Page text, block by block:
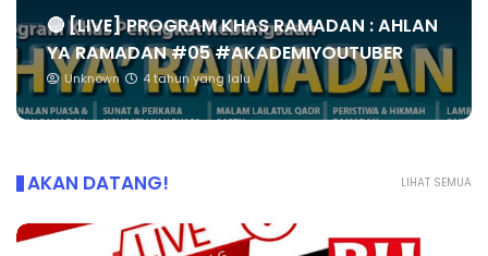
🔴 [LIVE] PROGRAM KHAS RAMADAN : AHLAN
YA RAMADAN #05 #AKADEMIYOUTUBER
Unknown 4 tahun yang lalu
LIHAT SEMUA
AKAN DATANG!